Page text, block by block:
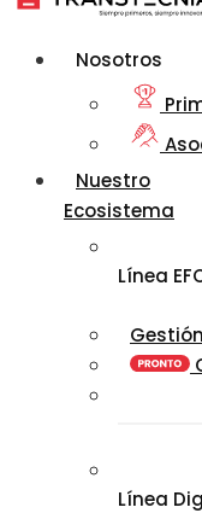
Nosotros
Nuestro
Ecosistema
Línea
Línea